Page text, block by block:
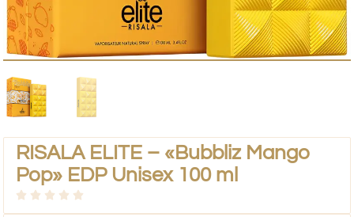
RISALA ELITE – «Bubbliz Mango
Pop» EDP Unisex 100 ml